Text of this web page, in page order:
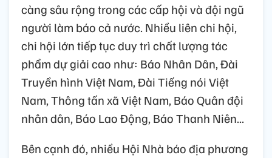
càng sâu rộng trong các cấp hội và đội ngũ
người làm báo cả nước. Nhiều liên chi hội,
chi hội lớn tiếp tục duy trì chất lượng tác
phẩm dự giải cao như: Báo Nhân Dân, Đài
Truyền hình Việt Nam, Đài Tiếng nói Việt
Nam, Thông tấn xã Việt Nam, Báo Quân đội
nhân dân, Báo Lao Động, Báo Thanh Niên...
Bên cạnh đó, nhiều Hội Nhà báo địa phương